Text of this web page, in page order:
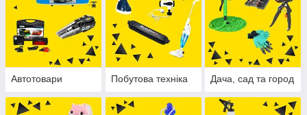
Автотовари Побутова техніка Дача, сад та город